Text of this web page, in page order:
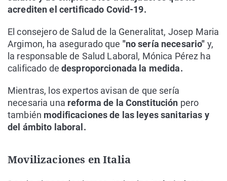
acrediten el certificado Covid-19.
El consejero de Salud de la Generalitat, Josep Maria
Argimon, ha asegurado que "no sería necesario" y,
la responsable de Salud Laboral, Mónica Pérez ha
calificado de desproporcionada la medida.
Mientras, los expertos avisan de que sería
necesaria una reforma de la Constitución pero
también modificaciones de las leyes sanitarias y
del ámbito laboral.
Movilizaciones en Italia